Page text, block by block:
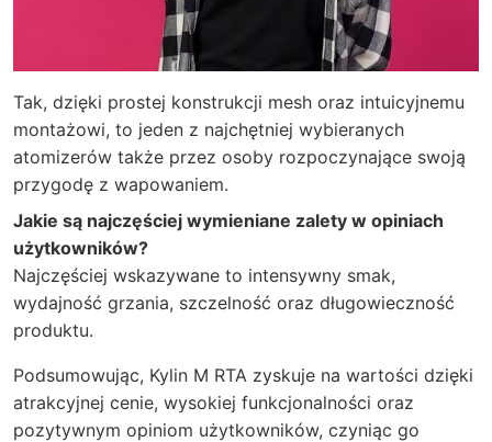
Tak, dzięki prostej konstrukcji mesh oraz intuicyjnemu
montażowi, to jeden z najchętniej wybieranych
atomizerów także przez osoby rozpoczynające swoją
przygodę z wapowaniem.
Jakie są najczęściej wymieniane zalety w opiniach
użytkowników?
Najczęściej wskazywane to intensywny smak,
wydajność grzania, szczelność oraz długowieczność
produktu.
Podsumowując, Kylin M RTA zyskuje na wartości dzięki
atrakcyjnej cenie, wysokiej funkcjonalności oraz
pozytywnym opiniom użytkowników, czyniąc go